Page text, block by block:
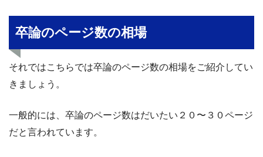
卒論のページ数の相場
それではこちらでは卒論のページ数の相場をご紹介してい
きましょう。
一般的には、卒論のページ数はだいたい２０〜３０ページ
だと言われています。